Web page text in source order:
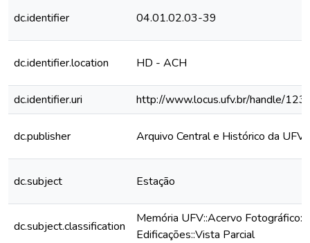
dc.identifier 04.01.02.03-39
dc.identifier.location HD - ACH
dc.identifier.uri http://www.locus.ufv.br/handle/
dc.publisher Arquivo Central e Histórico da UFV
dc.subject Estação
dc.subject.classification
Memória UFV::Acervo
Edificações::Vista Parcial